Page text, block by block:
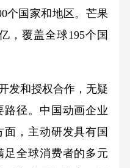
个国家和地区。芒果
，覆盖全球195个国
和授权合作，无疑
路径。中国动画企业
，主动研发具有国
足全球消费者的多元